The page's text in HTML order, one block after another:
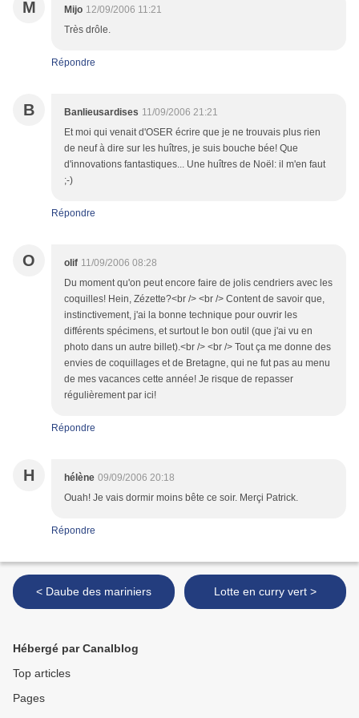
M Mijo 12/09/2006 11:21
Très drôle.
Répondre
B Banlieusardises 11/09/2006 21:21
Et moi qui venait d'OSER écrire que je ne trouvais plus rien
de neuf à dire sur les huîtres, je suis bouche bée! Que
d'innovations fantastiques... Une huîtres de Noël: il m'en faut
;-)
Répondre
O olif 11/09/2006 08:28
Du moment qu'on peut encore faire de jolis cendriers avec les
coquilles! Hein, Zézette?<br /> <br /> Content de savoir que,
instinctivement, j'ai la bonne technique pour ouvrir les
différents spécimens, et surtout le bon outil (que j'ai vu en
photo dans un autre billet).<br /> <br /> Tout ça me donne des
envies de coquillages et de Bretagne, qui ne fut pas au menu
de mes vacances cette année! Je risque de repasser
régulièrement par ici!
Répondre
H hélène 09/09/2006 20:18
Ouah! Je vais dormir moins bête ce soir. Merçi Patrick.
Répondre
< Daube des mariniers Lotte en curry vert >
Hébergé par Canalblog
Top articles
Pages